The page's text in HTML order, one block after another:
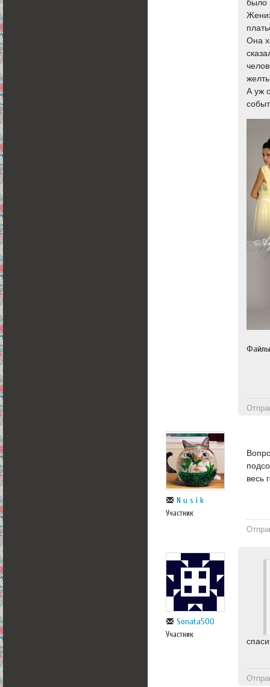
было
Она
А уж
N u s i k
Участник
весь
Sonata500
Участник